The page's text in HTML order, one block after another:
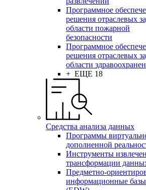
Программное
решения отраслевых
области пожарной
безопасности
Программное
решения отраслевых
области
+ ЕЩЕ 18
Средства анализа данных
Программы
дополненной
Инструменты
трансформации
Предметно-
информационные